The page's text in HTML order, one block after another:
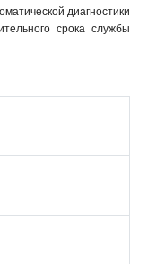
диагностики
срока службы